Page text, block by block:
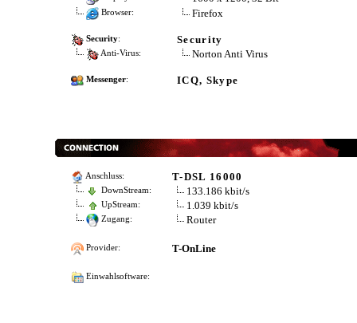
Browser: Firefox
Security: Security
Anti-Virus: Norton Anti Virus
Messenger: ICQ, Skype
Anschluss: T-DSL 16000
DownStream: 133.186 kbit/s
UpStream: 1.039 kbit/s
Zugang: Router
Provider: T-OnLine
Einwahlsoftware: